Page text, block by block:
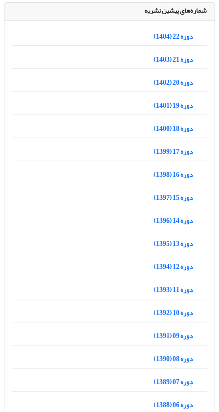
شماره‌های پیشین نشریه
دوره 22 (1404)
دوره 21 (1403)
دوره 20 (1402)
دوره 19 (1401)
دوره 18 (1400)
دوره 17 (1399)
دوره 16 (1398)
دوره 15 (1397)
دوره 14 (1396)
دوره 13 (1395)
دوره 12 (1394)
دوره 11 (1393)
دوره 10 (1392)
دوره 09 (1391)
دوره 08 (1390)
دوره 07 (1389)
دوره 06 (1388)